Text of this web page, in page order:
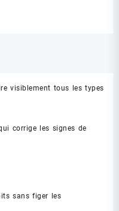
visiblement tous les types
corrige les signes de
sans figer les